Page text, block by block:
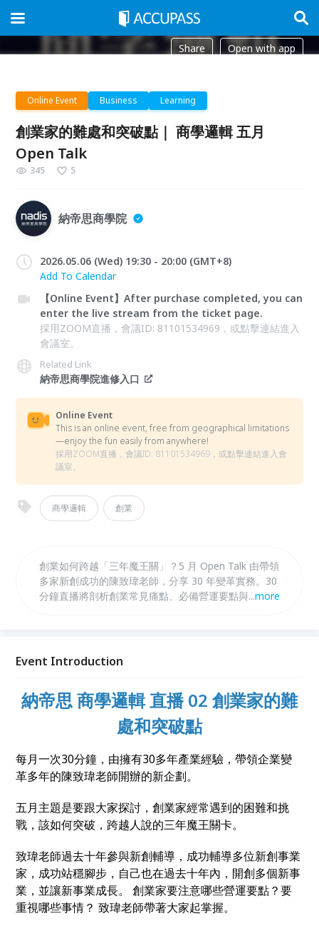
Share Open with app
Online Event Business Learning
創業家的難處和突破點｜ 商學邏輯 五月
Open Talk
345 5
納帝思商學院
2026.05.06 (Wed) 19:30 - 20:00 (GMT+8)
Add To Calendar
【Online Event】After purchase completed, you can
enter the live stream from the ticket page.
採用ZOOM直播，會議ID: 81101534969，或點擊連結進入
會議室。
Related Link
納帝思商學院進修入口
Online Event
This is an online event, free from geographical limitations
—enjoy the fun easily from anywhere!
採用ZOOM直播，會議ID: 81101534969，或點擊連結進入會
議室。
商學邏輯 創業
創業如何跨越「三年魔王關」？5 月 Open Talk 由帶領
多家新創成功的陳致瑋老師，分享 30 年變革實務。30
分鐘直播將剖析創業常見痛點、必備營運要點與突圍心
...more
Event Introduction
納帝思 商學邏輯 直播 02 創業家的難
處和突破點
每月一次30分鐘，由擁有30多年產業經驗，帶領企業變
革多年的陳致瑋老師開辦的新企劃。
五月主題是要跟大家探討，創業家經常遇到的困難和挑
戰，該如何突破，跨越人說的三年魔王關卡。
致瑋老師過去十年參與新創輔導，成功輔導多位新創事業
家，成功站穩腳步，自己也在過去十年內，開創多個新事
業，並讓新事業成長。 創業家要注意哪些營運要點？要
重視哪些事情？ 致瑋老師帶著大家起掌握。